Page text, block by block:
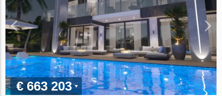
€ 663 203